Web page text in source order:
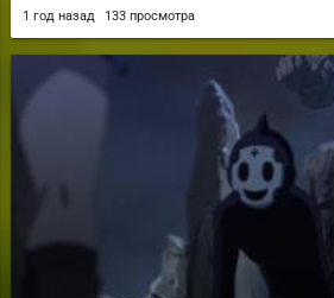
1 год назад 133 просмотра